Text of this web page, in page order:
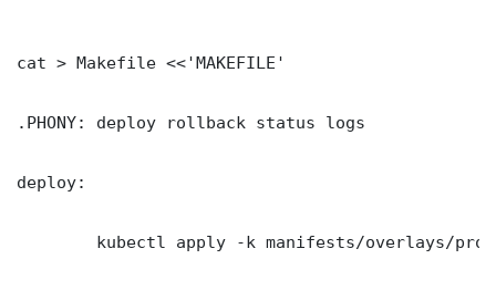
cat > Makefile <<'MAKEFILE'
.PHONY: deploy rollback status logs
deploy: